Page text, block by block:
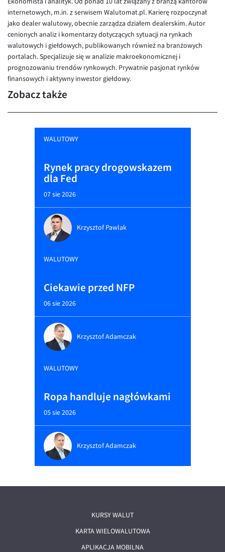
internetowych, m.in. z serwisem Walutomat.pl. Karierę rozpoczynał
jako dealer walutowy, obecnie zarządza działem dealerskim. Autor
cenionych analiz i komentarzy dotyczących sytuacji na rynkach
walutowych i giełdowych, publikowanych również na branżowych
portalach. Specjalizuje się w analizie makroekonomicznej i
prognozowaniu trendów rynkowych. Prywatnie pasjonat rynków
finansowych i aktywny inwestor giełdowy.
Zobacz także
WALUTOWY
Rynek pracy drogowskazem
dla Fed
07 sie 2026
Krzysztof Pawlak
WALUTOWY
Ciekawie przed NFP
06 sie 2026
Krzysztof Adamczak
WALUTOWY
Ropa handluje nagłówkami
05 sie 2026
Krzysztof Adamczak
KURSY WALUT
KARTA WIELOWALUTOWA
APLIKACJA MOBILNA